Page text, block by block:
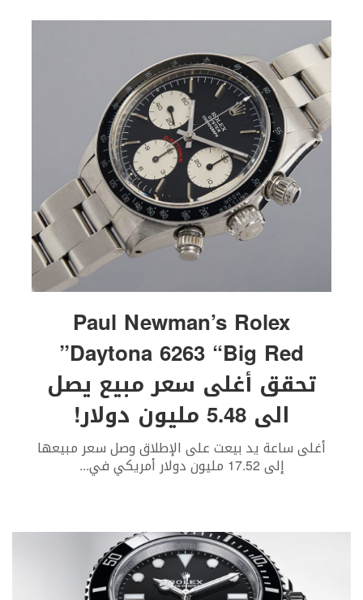
Paul Newman’s Rolex
Daytona 6263 “Big Red”
تحقق أغلى سعر مبيع يصل
الى 5.48 مليون دولار!
أغلى ساعة يد بيعت على الإطلاق وصل سعر مبيعها
إلى 17.52 مليون دولار أمريكي في ...